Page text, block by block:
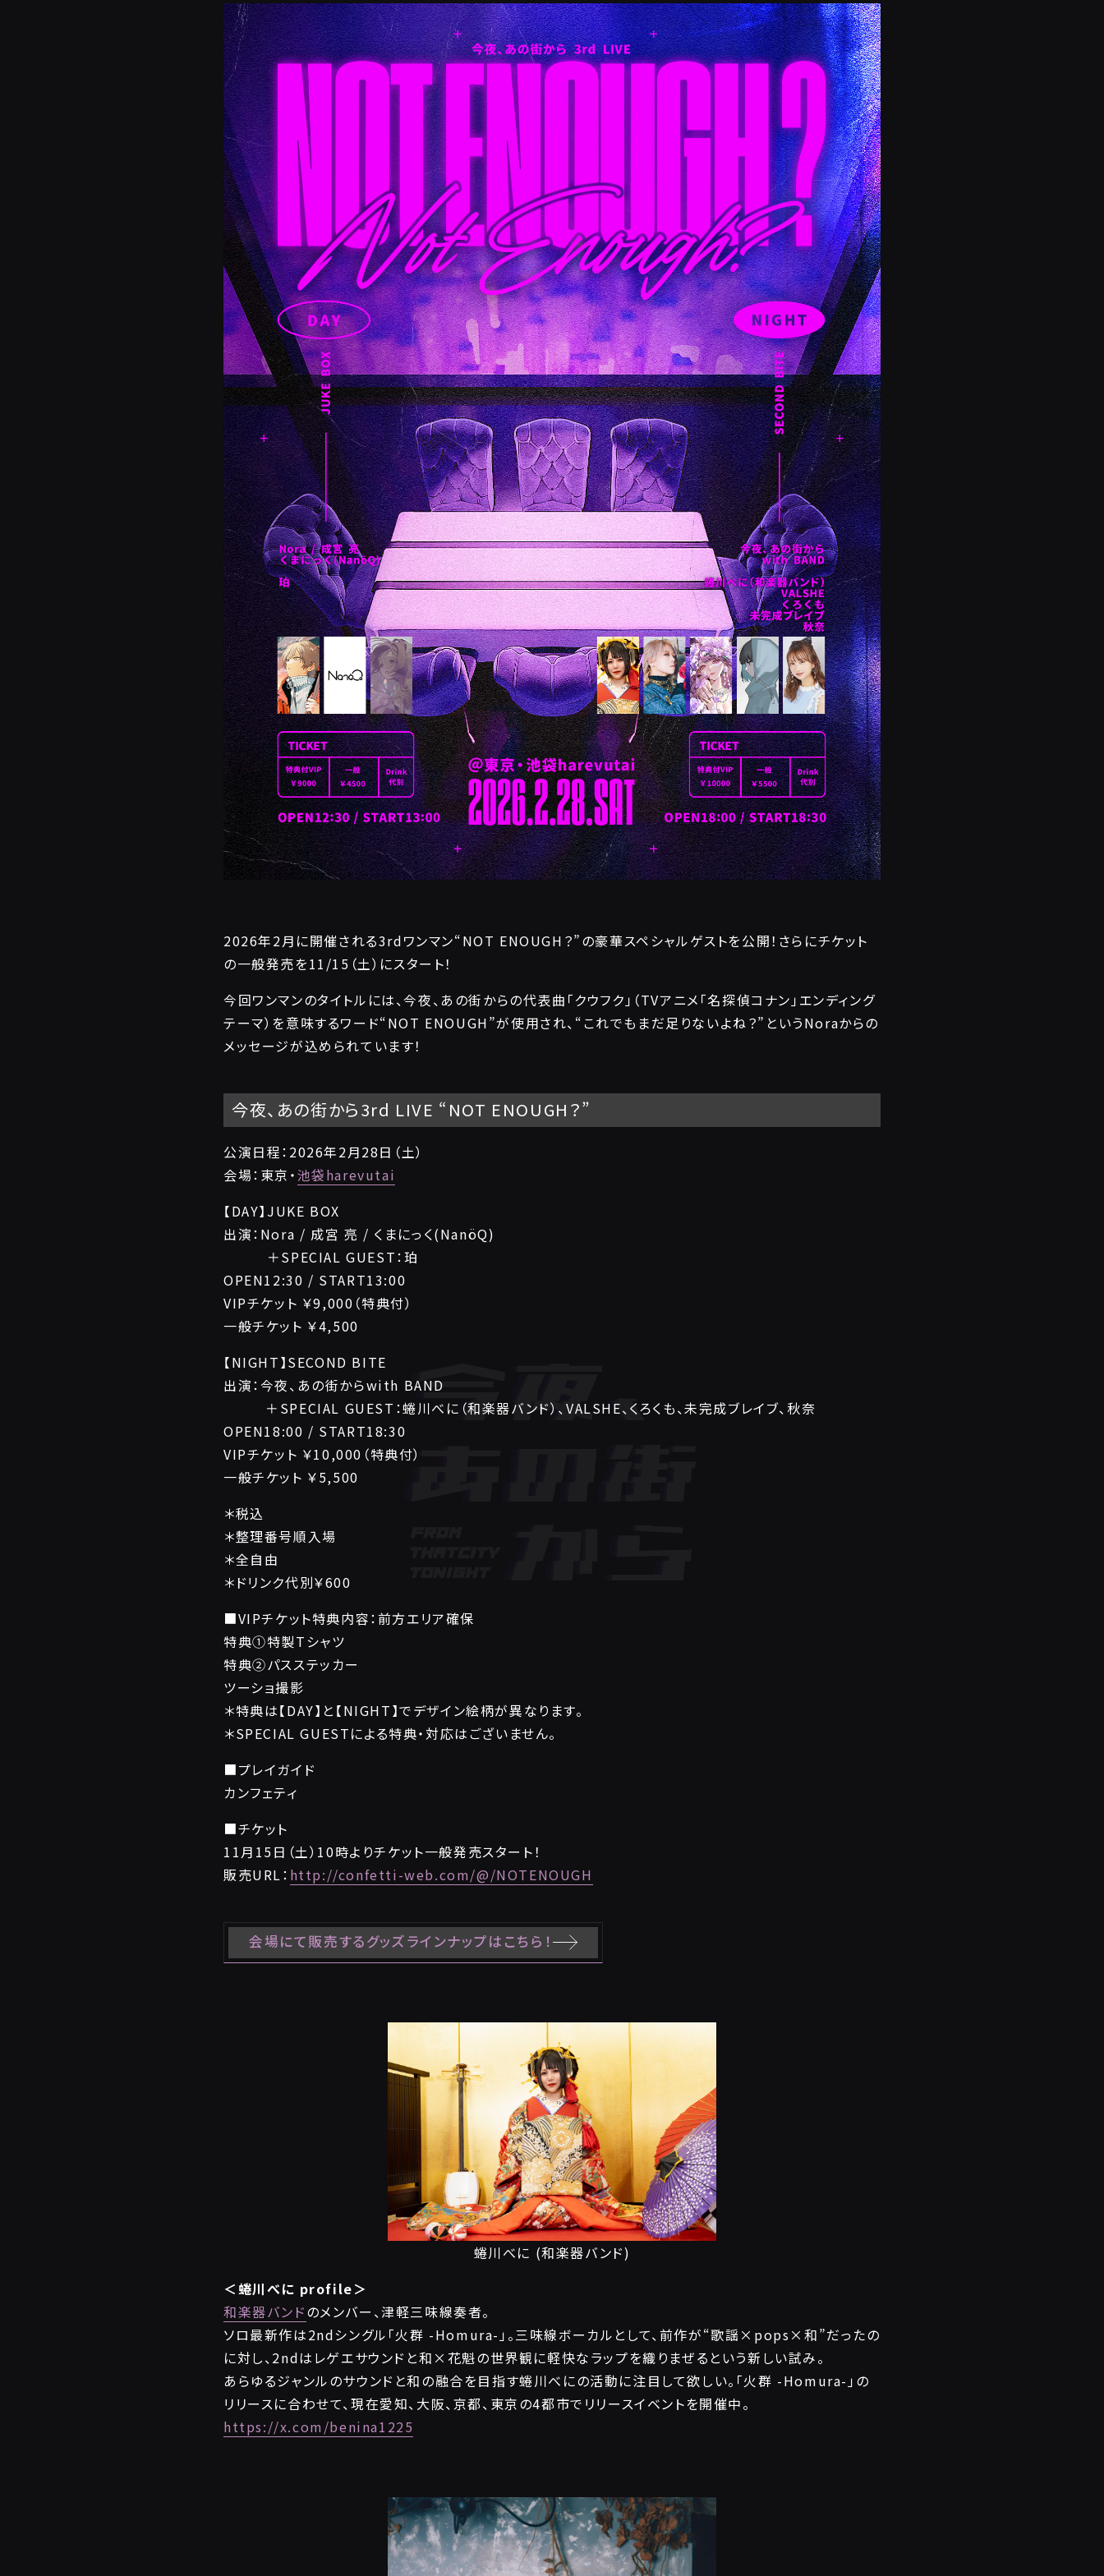
2026年2月に開催される3rdワンマン“NOT ENOUGH？”の豪華スペシャルゲストを公開！さらにチケット
の一般発売を11/15（土）にスタート！
今回ワンマンのタイトルには、今夜、あの街からの代表曲「クウフク」（TVアニメ「名探偵コナン」エンディング
テーマ）を意味するワード“NOT ENOUGH”が使用され、“これでもまだ足りないよね？”というNoraからの
メッセージが込められています！
今夜、あの街から3rd LIVE “NOT ENOUGH？”
公演日程：2026年2月28日（土）
会場：東京・池袋harevutai
【DAY】JUKE BOX
出演：Nora / 成宮 亮 / くまにっく(NanöQ)
＋SPECIAL GUEST：珀
OPEN12:30 / START13:00
VIPチケット ￥9,000（特典付）
一般チケット ￥4,500
【NIGHT】SECOND BITE
出演：今夜、あの街からwith BAND
＋SPECIAL GUEST：蜷川べに（和楽器バンド）、VALSHE、くろくも、未完成ブレイブ、秋奈
OPEN18:00 / START18:30
VIPチケット ￥10,000（特典付）
一般チケット ￥5,500
＊税込
＊整理番号順入場
＊全自由
＊ドリンク代別￥600
■VIPチケット特典内容：前方エリア確保
特典①特製Tシャツ
特典②パスステッカー
ツーショ撮影
＊特典は【DAY】と【NIGHT】でデザイン絵柄が異なります。
＊SPECIAL GUESTによる特典・対応はございません。
■プレイガイド
カンフェティ
■チケット
11月15日（土）10時よりチケット一般発売スタート！
販売URL： http://confetti-web.com/@/NOTENOUGH
会場にて販売するグッズラインナップはこちら！
蜷川べに (和楽器バンド)
＜蜷川べに profile＞
和楽器バンドのメンバー、津軽三味線奏者。
ソロ最新作は2ndシングル「火群 -Homura-」。三味線ボーカルとして、前作が“歌謡×pops×和”だったの
に対し、2ndはレゲエサウンドと和×花魁の世界観に軽快なラップを織りまぜるという新しい試み。
あらゆるジャンルのサウンドと和の融合を目指す蜷川べにの活動に注目して欲しい。「火群 -Homura-」の
リリースに合わせて、現在愛知、大阪、京都、東京の4都市でリリースイベントを開催中。
https://x.com/benina1225